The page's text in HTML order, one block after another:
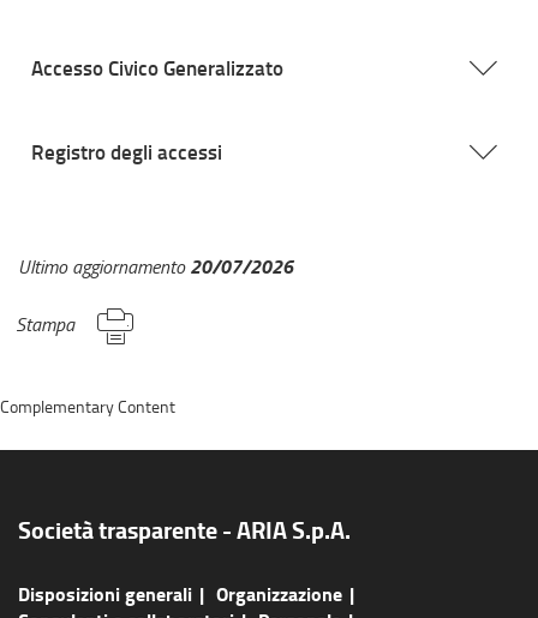
Accesso Civico Generalizzato
Registro degli accessi
Ultimo aggiornamento20/07/2026
Stampa
Società trasparente - ARIA S.p.A.
Disposizioni generali
Organizzazione
Complementary Content